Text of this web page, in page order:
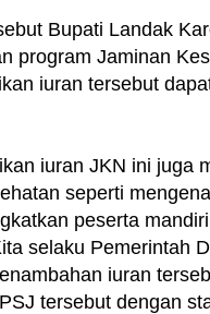
Bupati Landak
program Jaminan
iuran tersebut
iuran JKN ini juga
seperti
peserta
selaku Pemerintah
iuran
tersebut dengan